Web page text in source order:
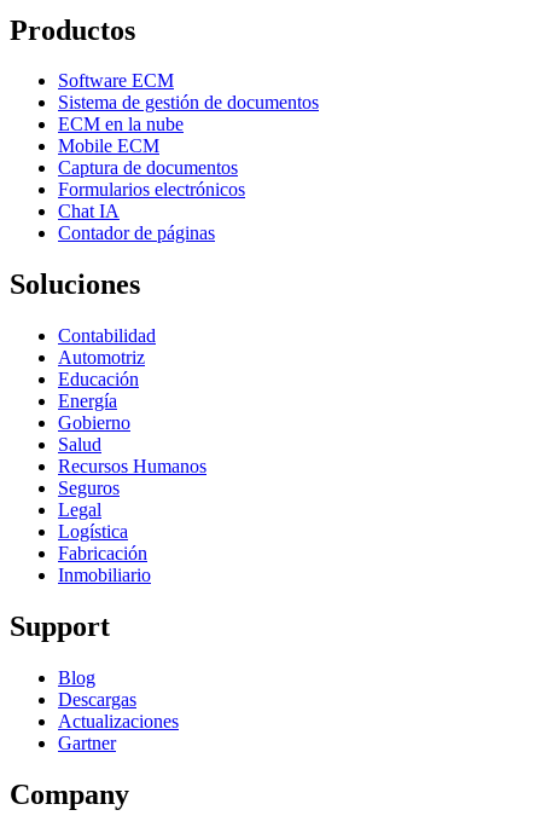
Productos
Software ECM
Sistema de gestión de documentos
ECM en la nube
Mobile ECM
Captura de documentos
Formularios electrónicos
Chat IA
Contador de páginas
Soluciones
Contabilidad
Automotriz
Educación
Energía
Gobierno
Salud
Recursos Humanos
Seguros
Legal
Logística
Fabricación
Inmobiliario
Support
Blog
Descargas
Actualizaciones
Gartner
Company